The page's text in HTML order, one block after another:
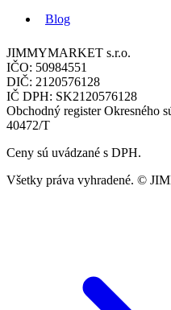
Blog
JIMMYMARKET s.r.o.
IČO: 50984551
DIČ: 2120576128
IČ DPH: SK2120576128
Obchodný register Okresného
40472/T
Ceny sú uvádzané s DPH.
Všetky práva vyhradené. ©